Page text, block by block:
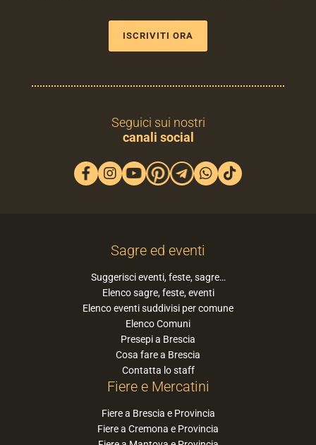
ISCRIVITI ORA
Seguici sui nostri
canali social
Sagre ed eventi
Suggerisci eventi, feste, sagre…
Elenco sagre, feste, eventi
Elenco eventi suddivisi per comune
Elenco Comuni
Presepi a Brescia
Cosa fare a Brescia
Contatta lo staff
Fiere e Mercatini
Fiere a Brescia e Provincia
Fiere a Cremona e Provincia